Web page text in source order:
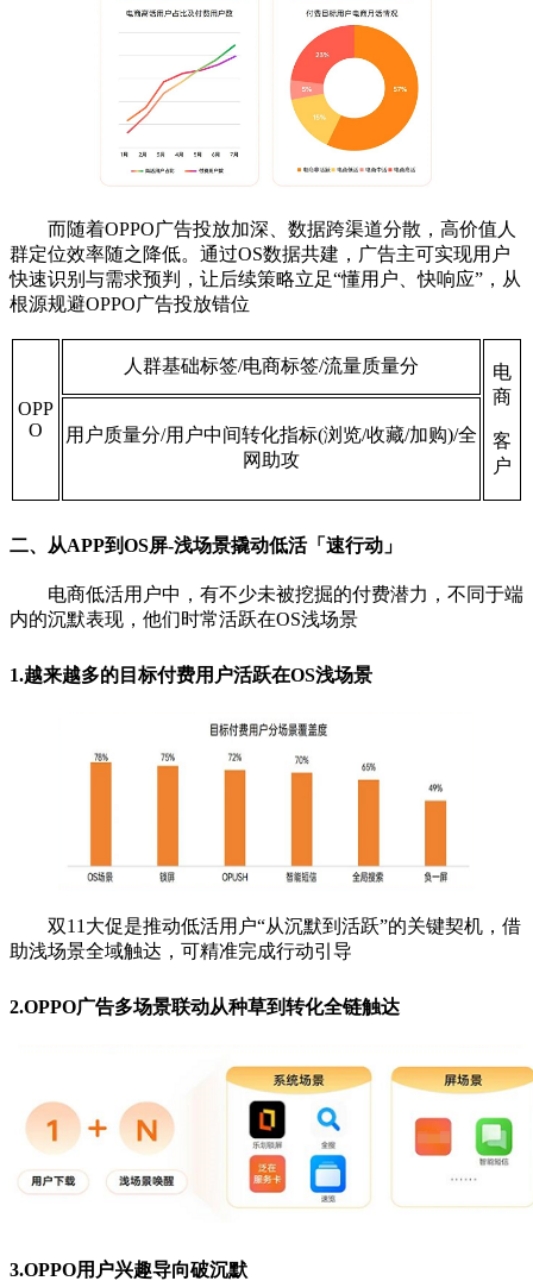
而随着OPPO广告投放加深、数据跨渠道分散，高价值人
群定位效率随之降低。通过OS数据共建， 广告主可实现用户
快速识别与需求预判，让后续策略立足“懂用户、快响应”，从
根源规避OPPO广告投放错位
OPP
O
人群基础标签/电商标签/流量质量分
电
商
客
户
用户质量分/用户中间转化指标(浏览/收藏/加购)/全
网助攻
二、从APP到OS屏-浅场景撬动低活「速行动」
电商低活用户中，有不少未被挖掘的付费潜力，不同于端
内的沉默表现，他们时常活跃在OS浅场景
1.越来越多的目标付费用户活跃在OS浅场景
双11大促是推动低活用户“从沉默到活跃”的关键契机，借
助浅场景全域触达，可精准完成行动引导
2.OPPO广告多场景联动从种草到转化全链触达
3.OPPO用户兴趣导向破沉默